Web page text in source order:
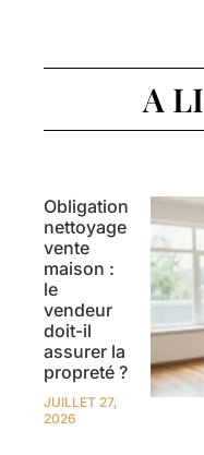
A
Obligation
nettoyage
vente
maison :
le
vendeur
doit-il
assurer la
propreté ?
JUILLET 27,
2026